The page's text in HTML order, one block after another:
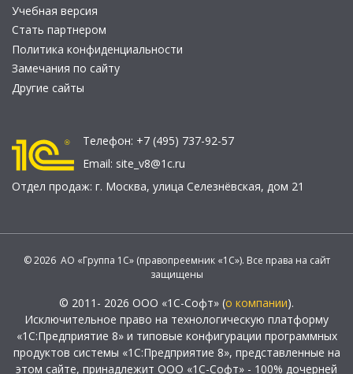
Учебная версия
Стать партнером
Политика конфиденциальности
Замечания по сайту
Другие сайты
Телефон: +7 (495) 737-92-57
Email: site_v8@1c.ru
Отдел продаж: г. Москва, улица Селезнёвская, дом 21
© 2026 АО «Группа 1С» (правопреемник «1С»). Все права на сайт
защищены
© 2011- 2026 ООО «1С-Софт» (о компании).
Исключительное право на технологическую платформу
«1С:Предприятие 8» и типовые конфигурации программных
продуктов системы «1С:Предприятие 8», представленные на
этом сайте, принадлежит ООО «1С-Софт» - 100% дочерней